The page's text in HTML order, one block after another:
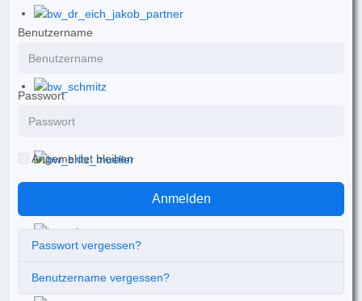
Benutzername
Passwort
Angemeldet bleiben
Anmelden
Passwort vergessen?
Benutzername vergessen?